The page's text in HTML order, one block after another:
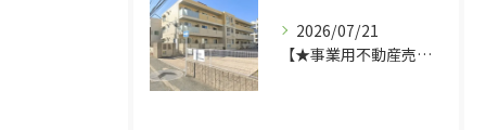
2026/07/21
【★事業用不動産売買仲介専門部署より★】福岡市の不動産｜株式会社ランドマーク ●収益物件「D-room笹丘」●